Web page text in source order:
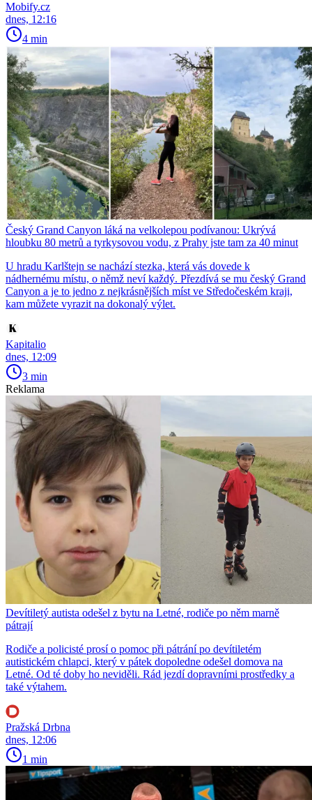
Mobify.cz
dnes, 12:16
4 min
Český Grand Canyon láká na velkolepou podívanou: Ukrývá
hloubku 80 metrů a tyrkysovou vodu, z Prahy jste tam za 40 minut
U hradu Karlštejn se nachází stezka, která vás dovede k
nádhernému místu, o němž neví každý. Přezdívá se mu český Grand
Canyon a je to jedno z nejkrásnějších míst ve Středočeském kraji,
kam můžete vyrazit na dokonalý výlet.
Kapitalio
dnes, 12:09
3 min
Reklama
Devítiletý autista odešel z bytu na Letné, rodiče po něm marně
pátrají
Rodiče a policisté prosí o pomoc při pátrání po devítiletém
autistickém chlapci, který v pátek dopoledne odešel domova na
Letné. Od té doby ho neviděli. Rád jezdí dopravními prostředky a
také výtahem.
Pražská Drbna
dnes, 12:06
1 min